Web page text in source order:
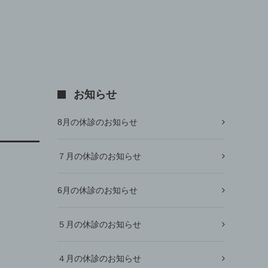
お知らせ
8月の休診のお知らせ
７月の休診のお知らせ
6月の休診のお知らせ
５月の休診のお知らせ
４月の休診のお知らせ